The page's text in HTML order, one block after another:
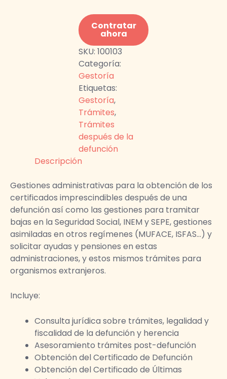
Contratar
ahora
SKU: 100103
Categoría:
Gestoría
Etiquetas:
Gestoría,
Trámites,
Trámites
después de la
defunción
Descripción
Gestiones administrativas para la obtención de los
certificados imprescindibles después de una
defunción así como las gestiones para tramitar
bajas en la Seguridad Social, INEM y SEPE, gestiones
asimiladas en otros regímenes (MUFACE, ISFAS…) y
solicitar ayudas y pensiones en estas
administraciones, y estos mismos trámites para
organismos extranjeros.
Incluye:
Consulta jurídica sobre trámites, legalidad y
fiscalidad de la defunción y herencia
Asesoramiento trámites post-defunción
Obtención del Certificado de Defunción
Obtención del Certificado de Últimas